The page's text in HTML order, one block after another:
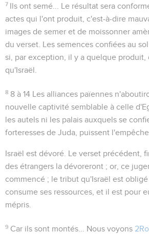
7 Ils ont semé...
Le résultat sera
actes qui l'ont produit, c'est-à-dire
images de semer et de moissonner
du verset. Les semences confiées au
si, par exception, il y a quelque produit,
qu'Israël.
8 8 à 14 Les alliances païennes
nouvelle captivité semblable à celle
les autels ni les palais auxquels se
forteresses de Juda, puissent
Israël est dévoré . Le verset précédent,
des étrangers la dévoreront ; or, ce
commencé ; le tribut qu'Israël est
consume ses ressources, et il est pour
mépris.
9 Car ils sont montés... Nous voyons